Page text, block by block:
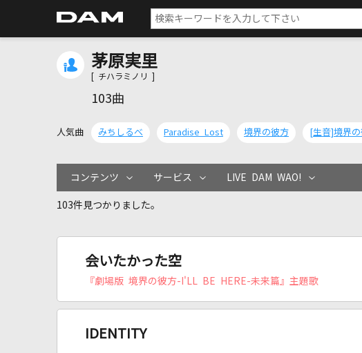
茅原実里
[ チハラミノリ ]
103曲
人気曲 みちしるべ Paradise Lost 境界の彼方
コンテンツ サービス LIVE DAM WAO!
103件見つかりました。
会いたかった空
『劇場版 境界の彼方-I'LL BE HERE-未来篇』主題歌
IDENTITY